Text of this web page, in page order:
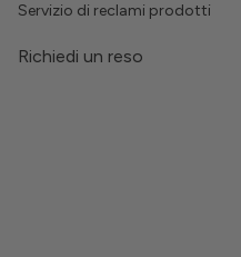
Servizio di reclami prodotti
Richiedi un reso